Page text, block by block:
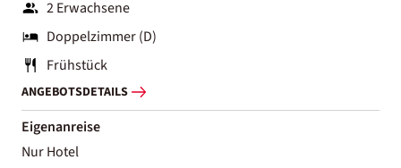
2 Erwachsene
Doppelzimmer (D)
Frühstück
ANGEBOTSDETAILS
Eigenanreise
Nur Hotel